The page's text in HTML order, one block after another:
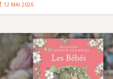
12 MAI 2026